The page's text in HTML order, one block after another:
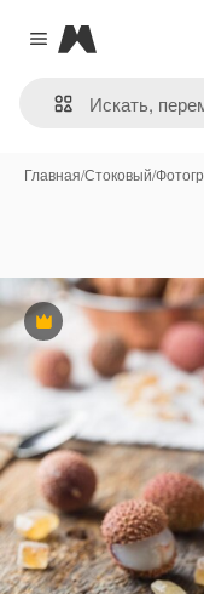
Close menu
Magnific
Главная/Стоковый/
Премиум